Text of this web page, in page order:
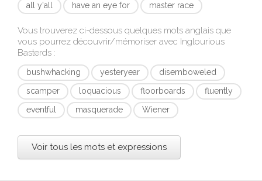
all y'all
have an eye for master race
Vous trouverez ci-dessous quelques mots anglais que
vous pourrez découvrir/mémoriser avec Inglourious
Basterds :
bushwhacking yesteryear
disemboweled
scamper
loquacious floorboards
fluently
eventful
masquerade Wiener
Voir tous les mots et expressions